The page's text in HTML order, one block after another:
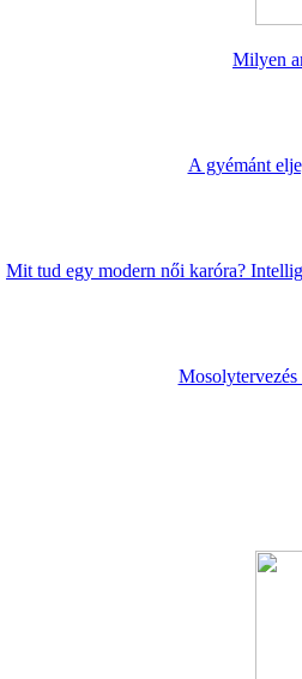
Milyen
A gyémánt
Mit tud egy modern női karóra?